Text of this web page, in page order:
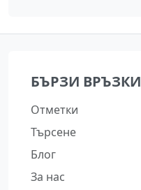
БЪРЗИ ВРЪЗКИ
Отметки
Търсене
Блог
За нас